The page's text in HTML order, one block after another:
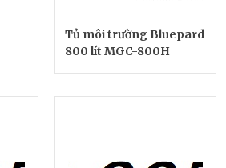
Tủ môi trường Bluepard
800 lít MGC-800H